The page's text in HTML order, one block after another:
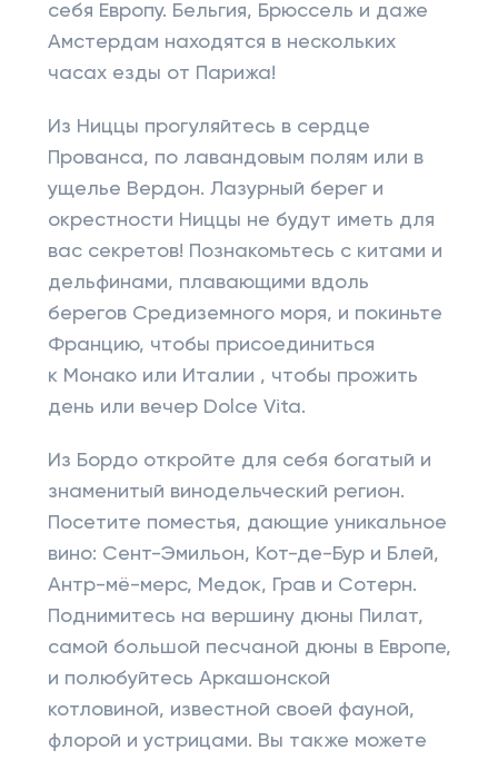
себя Европу. Бельгия, Брюссель и даже
Амстердам находятся в нескольких
часах езды от Парижа!
Из Ниццы прогуляйтесь в сердце
Прованса, по лавандовым полям или в
ущелье Вердон. Лазурный берег и
окрестности Ниццы не будут иметь для
вас секретов! Познакомьтесь с китами и
дельфинами, плавающими вдоль
берегов Средиземного моря, и покиньте
Францию, чтобы присоединиться
к Монако или Италии , чтобы прожить
день или вечер Dolce Vita.
Из Бордо откройте для себя богатый и
знаменитый винодельческий регион.
Посетите поместья, дающие уникальное
вино: Сент-Эмильон, Кот-де-Бур и Блей,
Антр-мё-мерс, Медок, Грав и Сотерн.
Поднимитесь на вершину дюны Пилат,
самой большой песчаной дюны в Европе,
и полюбуйтесь Аркашонской
котловиной, известной своей фауной,
флорой и устрицами. Вы также можете